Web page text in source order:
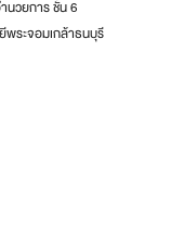
นวยการ ชั้น 6
พระจอมเกล้าธนบุรี